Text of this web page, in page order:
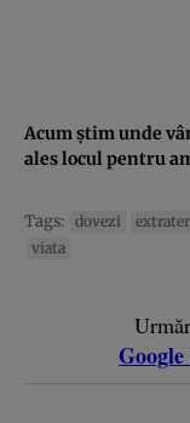
Acum ştim unde
ales locul pentru
Tags: dovezi
viata
Google